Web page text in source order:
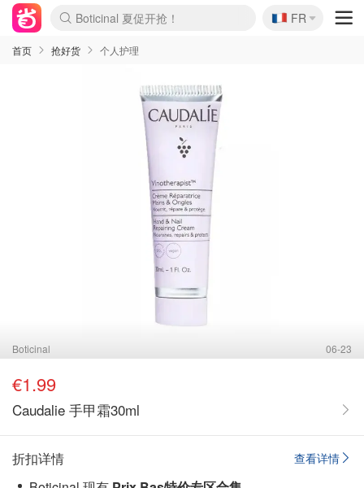
Boticinal 夏促开抢！
4折！lulu周四疯狂上新
还没结束！&OtherStories大促
Joybuy变相75折 随时失效
速领！Stanley独家85折
疑似霸哥！Camper额外叠85折
Zalando 奥莱闪促！每日更新
Moncler反季囤！5折起+叠9折
Coach Brooklyn仅€192
🇫🇷
FR
首页 抢好货 个人护理
Boticinal 06-23
€1.99
Caudalie 手甲霜30ml
查看详情
折扣详情